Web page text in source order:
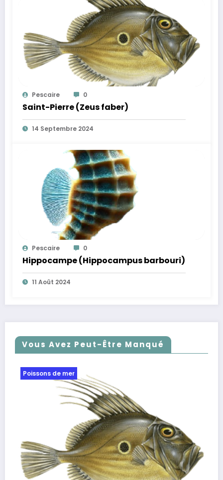
Pescaire 0
Saint-Pierre (Zeus faber)
14 Septembre 2024
Pescaire 0
Hippocampe (Hippocampus barbouri)
11 Août 2024
Vous Avez Peut-Être Manqué
Poissons de mer